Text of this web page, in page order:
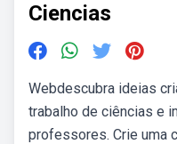
Ciencias
Webdescubra ideias
trabalho de ciências e
professores. Crie uma